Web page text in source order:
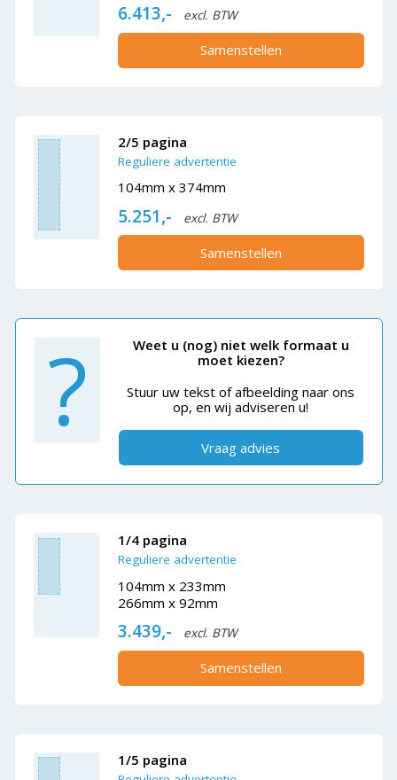
6.413,- excl. BTW
Samenstellen
2/5 pagina
Reguliere advertentie
104mm x 374mm
5.251,- excl. BTW
Samenstellen
?
Weet u (nog) niet welk formaat u
moet kiezen?
Stuur uw tekst of afbeelding naar ons
op, en wij adviseren u!
Vraag advies
1/4 pagina
Reguliere advertentie
104mm x 233mm
266mm x 92mm
3.439,- excl. BTW
Samenstellen
1/5 pagina